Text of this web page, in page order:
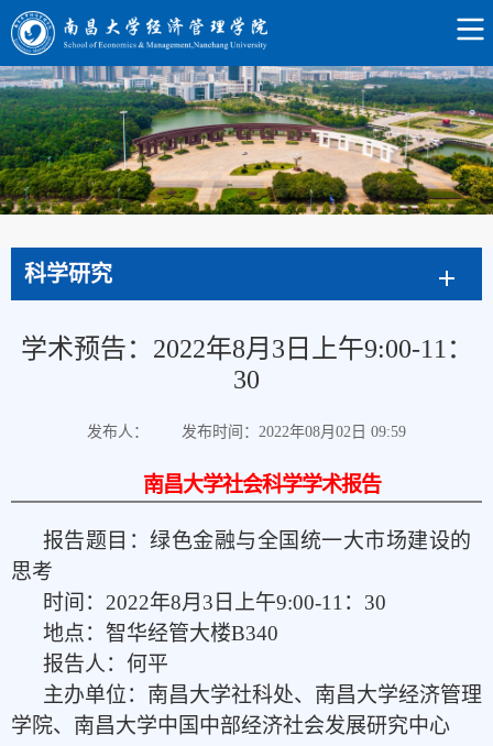
科学研究
学术预告：2022年8月3日上午9:00-11：
30
发布人： 发布时间：2022年08月02日 09:59
南昌大学社会科学学术报告
报告题目：绿色金融与全国统一大市场建设的
思考
时间： 2022年8月 3 日上午9:00-11 ： 30
地点：智华经管大楼B340
报告人：何平
主办单位：南昌大学社科处、南昌大学经济管理
学院、南昌大学中国中部经济社会发展研究中心